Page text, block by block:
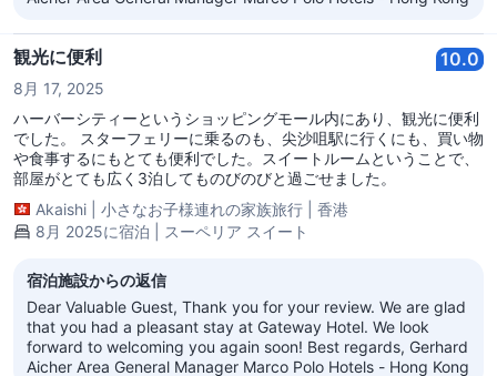
観光に便利 10.0
8月 17, 2025
ハーバーシティーというショッピングモール内にあり、観光に便利
でした。 スターフェリーに乗るのも、尖沙咀駅に行くにも、買い物
や食事するにもとても便利でした。スイートルームということで、
部屋がとても広く3泊してものびのびと過ごせました。
Akaishi
小さなお子様連れの家族旅行
香港
8月 2025に宿泊 | スーペリア スイート
宿泊施設からの返信
Dear Valuable Guest, Thank you for your review. We are glad
that you had a pleasant stay at Gateway Hotel. We look
forward to welcoming you again soon! Best regards, Gerhard
Aicher Area General Manager Marco Polo Hotels - Hong Kong